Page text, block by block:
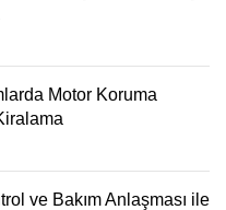
Motor Koruma
ve Bakım Anlaşması ile